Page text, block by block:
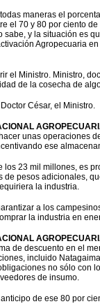
maneras el
el 70 y 80 por ciento
sabe, y la situación es
Agropecuaria
el Ministro. Ministro,
de la cosecha de
César, el Ministro.
unas operaciones
ese
los 23 mil millones, es
de pesos adicionales,
la industria.
a los
la industria en
de descuento en el
incluido
no sólo con
de insumo.
de ese 80 por